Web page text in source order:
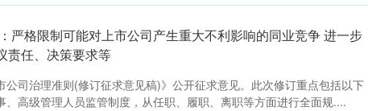
严格限制可能对上市公司产生重大不利影响的同业竞争 进一步
责任、决策要求等
公司治理准则(修订征求意见稿)》公开征求意见。此次修订重点包括以下
、高级管理人员监管制度，从任职、履职、离职等方面进行全面规....